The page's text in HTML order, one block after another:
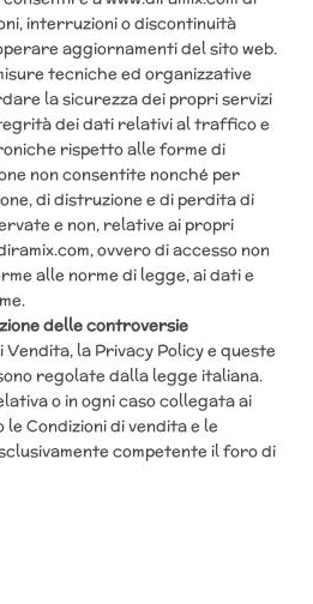
interruzioni o discontinuità
aggiornamenti del sito web.
tecniche ed organizzative
la sicurezza dei propri servizi
dei dati relativi al traffico e
rispetto alle forme di
non consentite nonché per
di distruzione e di perdita di
e non, relative ai propri
ovvero di accesso non
alle norme di legge, ai dati e
delle controversie
Vendita, la Privacy Policy e queste
regolate dalla legge italiana.
o in ogni caso collegata ai
Condizioni di vendita e le
competente il foro di